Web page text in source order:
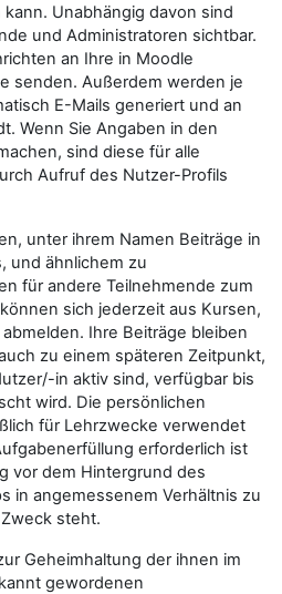
Unabhängig davon sind
und Administratoren sichtbar.
an Ihre in Moodle
senden. Außerdem werden je
E-Mails generiert und an
Wenn Sie Angaben in den
sind diese für alle
Aufruf des Nutzer-Profils
unter ihrem Namen Beiträge in
und ähnlichem zu
für andere Teilnehmende zum
sich jederzeit aus Kursen,
Ihre Beiträge bleiben
zu einem späteren Zeitpunkt,
in aktiv sind, verfügbar bis
wird. Die persönlichen
für Lehrzwecke verwendet
erforderlich ist
vor dem Hintergrund des
in angemessenem Verhältnis zu
steht.
Geheimhaltung der ihnen im
gewordenen